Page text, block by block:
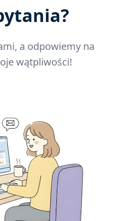
a odpowiemy na
wątpliwości!